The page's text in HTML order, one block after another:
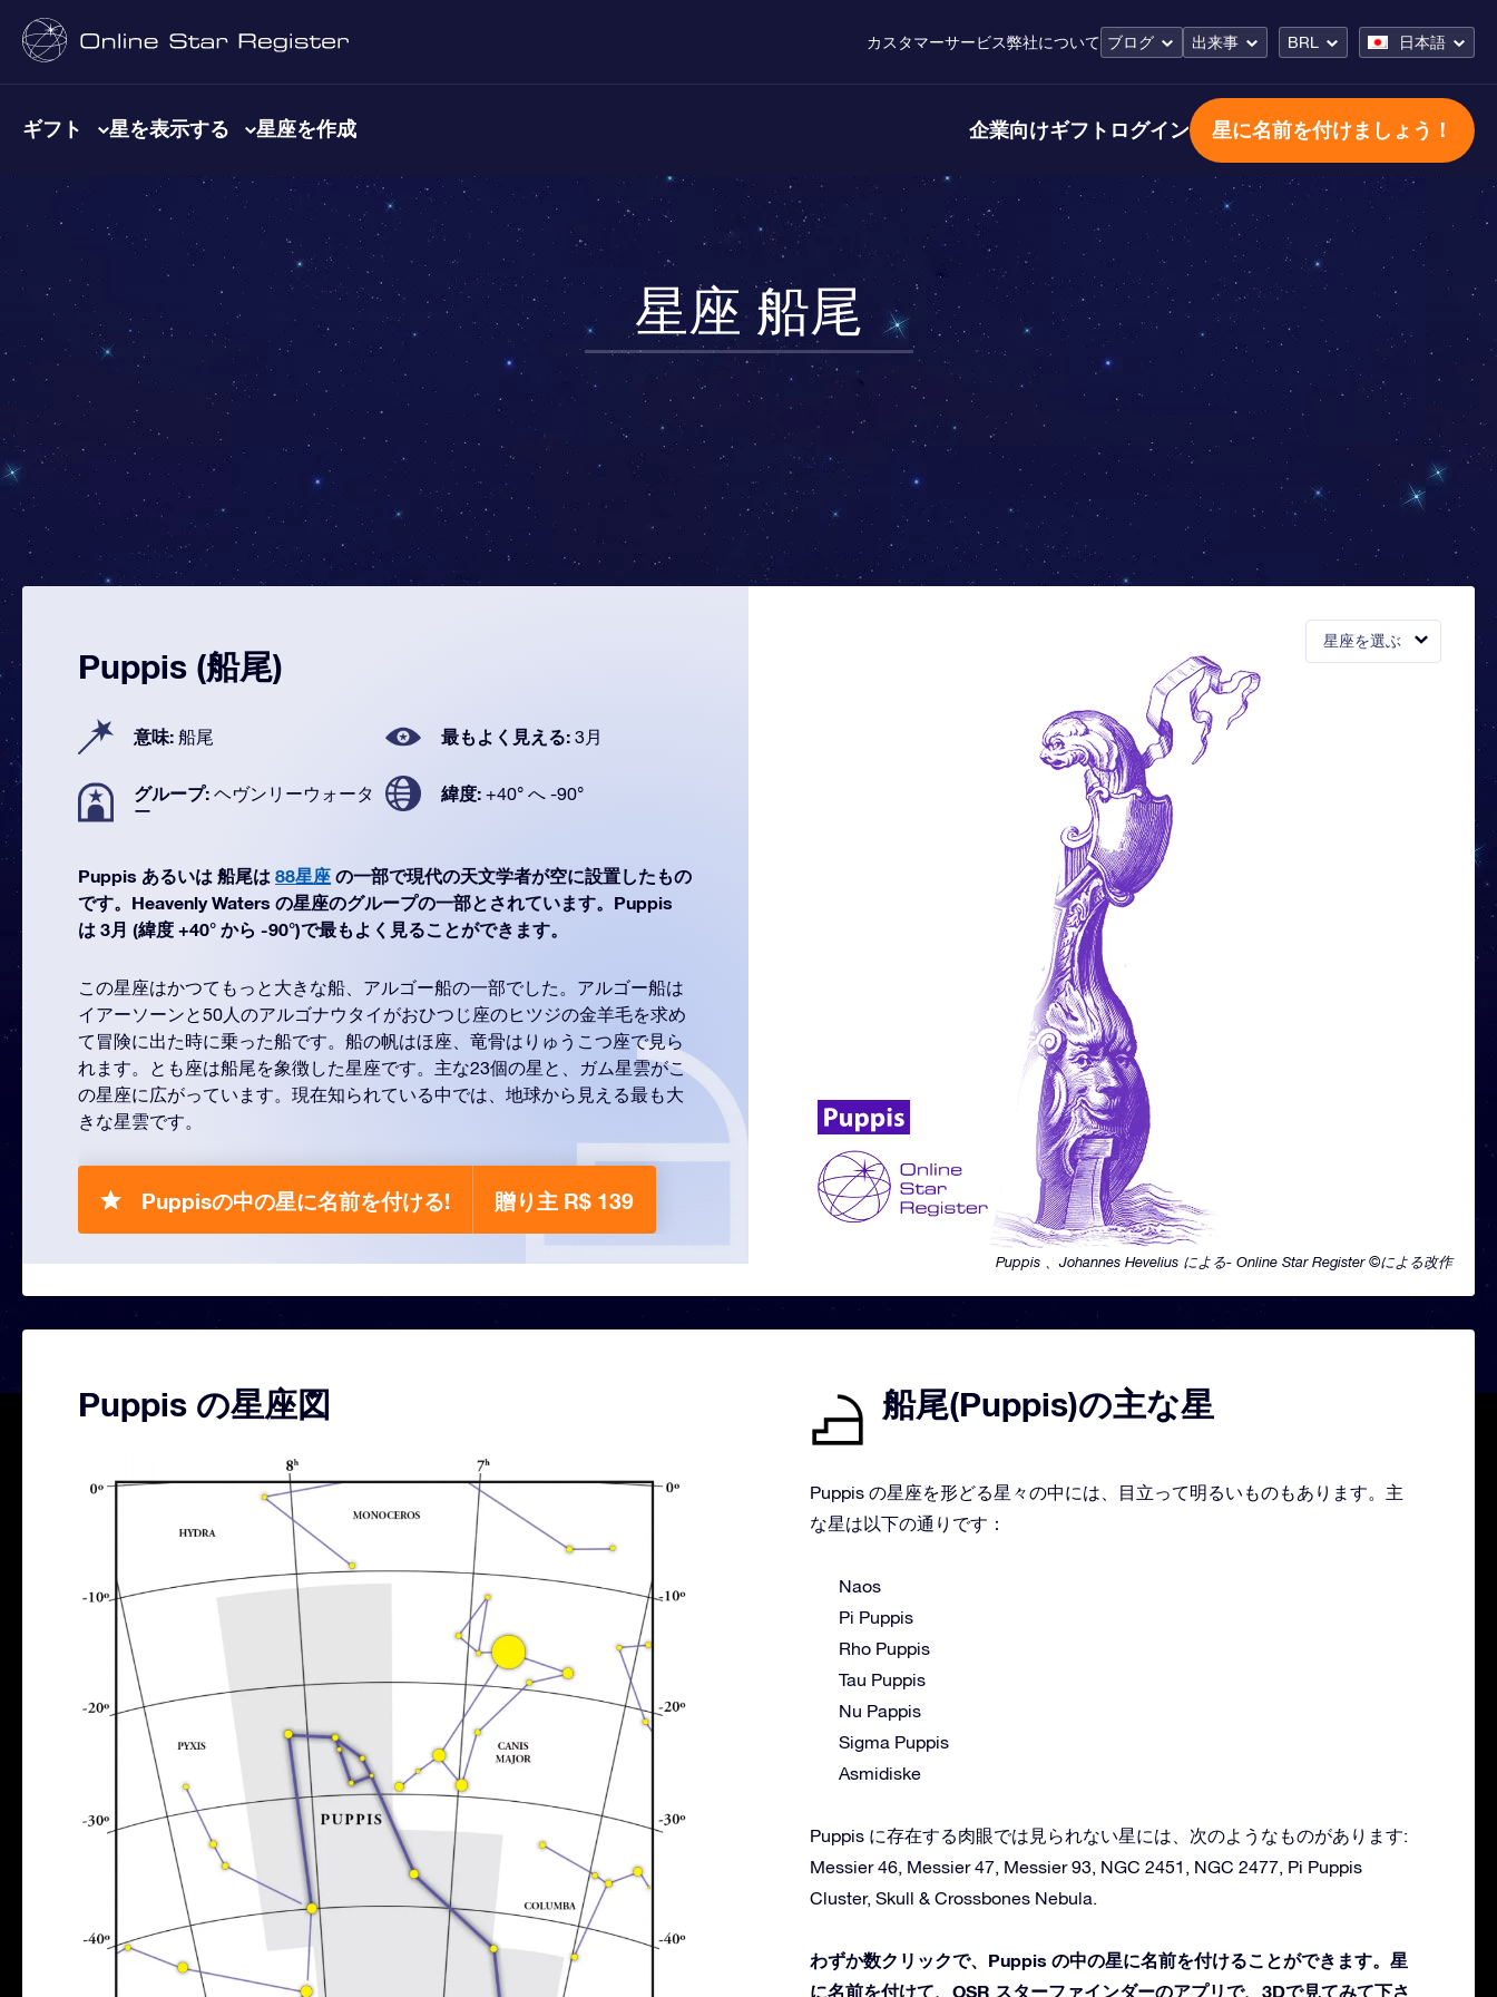
カスタマーサービス弊社について ブログ 出来事 BRL 日本語
ギフト 星を表示する 星座を作成 企業向けギフト ログイン 星に名前を付けましょう！
星座 船尾
星座を選ぶ
Puppis 、Johannes Hevelius による- Online Star Register ©による改作
Puppis (船尾)
意味: 船尾 最もよく見える: 3月
グループ: ヘヴンリーウォータ
ー
緯度: +40° へ -90°
Puppis あるいは 船尾は 88星座 の一部で現代の天文学者が空に設置したもの
です。Heavenly Waters の星座のグループの一部とされています。Puppis
は 3月 (緯度 +40° から -90°)で最もよく見ることができます。
この星座はかつてもっと大きな船、アルゴー船の一部でした。アルゴー船は
イアーソーンと50人のアルゴナウタイがおひつじ座のヒツジの金羊毛を求め
て冒険に出た時に乗った船です。船の帆はほ座、竜骨はりゅうこつ座で見ら
れます。とも座は船尾を象徴した星座です。主な23個の星と、ガム星雲がこ
の星座に広がっています。現在知られている中では、地球から見える最も大
きな星雲です。
Puppisの中の星に名前を付ける! 贈り主 R$ 139
Puppis の星座図 船尾(Puppis)の主な星
Puppis の星座を形どる星々の中には、目立って明るいものもあります。主
な星は以下の通りです：
Naos
Pi Puppis
Rho Puppis
Tau Puppis
Nu Pappis
Sigma Puppis
Asmidiske
Puppis に存在する肉眼では見られない星には、次のようなものがあります:
Messier 46, Messier 47, Messier 93, NGC 2451, NGC 2477, Pi Puppis
Cluster, Skull & Crossbones Nebula.
わずか数クリックで、Puppis の中の星に名前を付けることができます。星
に名前を付けて、OSR スターファインダーのアプリで、3Dで見てみて下さ